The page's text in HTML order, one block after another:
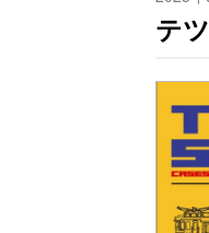
テ